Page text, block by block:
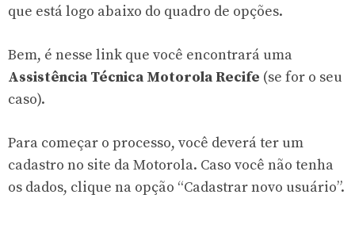
que está logo abaixo do quadro de opções.
Bem, é nesse link que você encontrará uma
Assistência Técnica Motorola Recife (se for o seu
caso).
Para começar o processo, você deverá ter um
cadastro no site da Motorola. Caso você não tenha
os dados, clique na opção “Cadastrar novo usuário”.